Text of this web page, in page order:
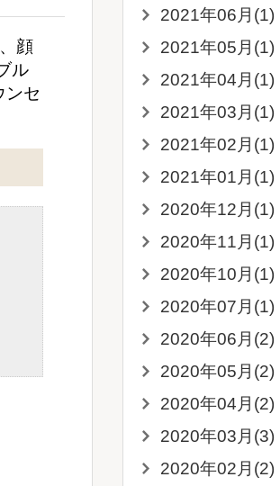
顔
ル
ンセ
2021年06月(1)
2021年05月(1)
2021年04月(1)
2021年03月(1)
2021年02月(1)
2021年01月(1)
2020年12月(1)
2020年11月(1)
2020年10月(1)
2020年07月(1)
2020年06月(2)
2020年05月(2)
2020年04月(2)
2020年03月(3)
2020年02月(2)